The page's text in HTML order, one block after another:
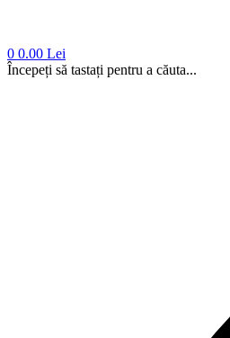
0 0.00 Lei
Începeți să tastați pentru a căuta...